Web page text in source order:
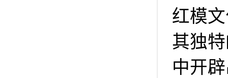
红模
其独
中开